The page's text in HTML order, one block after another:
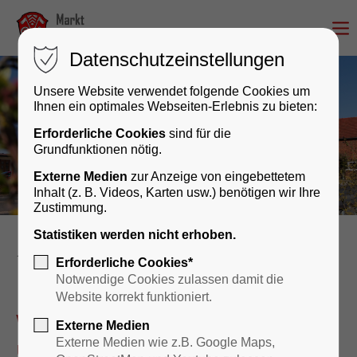
Rathaus & Bürgerservice
Wir sind für Sie da – persönlich
und digital!
Datenschutzeinstellungen
Unsere Website verwendet folgende Cookies um
Ihnen ein optimales Webseiten-Erlebnis zu bieten:
Erforderliche Cookies sind für die
Grundfunktionen nötig.
Externe Medien zur Anzeige von eingebettetem
Inhalt (z. B. Videos, Karten usw.) benötigen wir Ihre
Zustimmung.
Statistiken werden nicht erhoben.
Erforderliche Cookies*
Notwendige Cookies zulassen damit die
Website korrekt funktioniert.
Externe Medien
Externe Medien wie z.B. Google Maps,